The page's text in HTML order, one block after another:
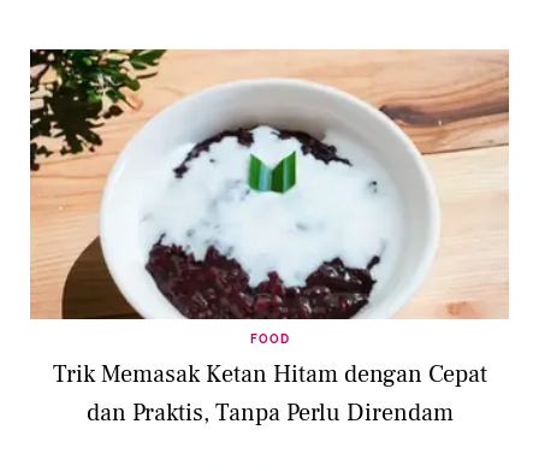
FOOD
Trik Memasak Ketan Hitam dengan Cepat
dan Praktis, Tanpa Perlu Direndam